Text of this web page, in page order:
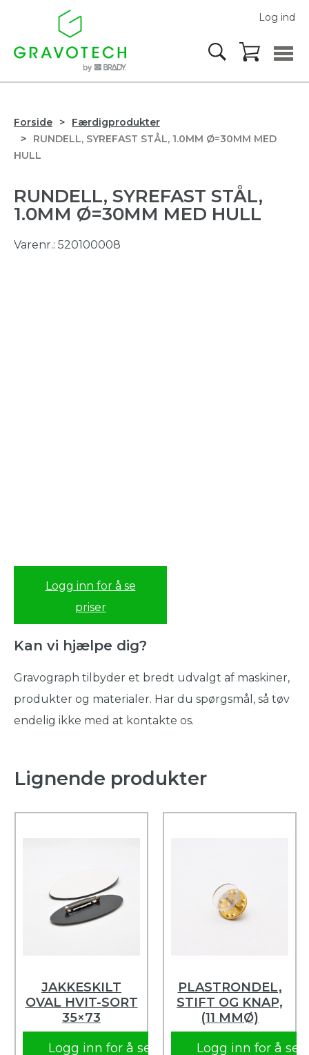
Log ind
Forside
Færdigprodukter
RUNDELL, SYREFAST STÅL, 1.0MM Ø=30MM MED
HULL
RUNDELL, SYREFAST STÅL,
1.0MM Ø=30MM MED HULL
Varenr.: 520100008
Logg inn for å se
priser
Kan vi hjælpe dig?
Gravograph tilbyder et bredt udvalgt af maskiner,
produkter og materialer. Har du spørgsmål, så tøv
endelig ikke med at kontakte os.
Lignende produkter
JAKKESKILT
OVAL HVIT-SORT
35×73
Logg inn for å se
PLASTRONDEL,
STIFT OG KNAP,
(11 MMØ)
Logg inn for å se